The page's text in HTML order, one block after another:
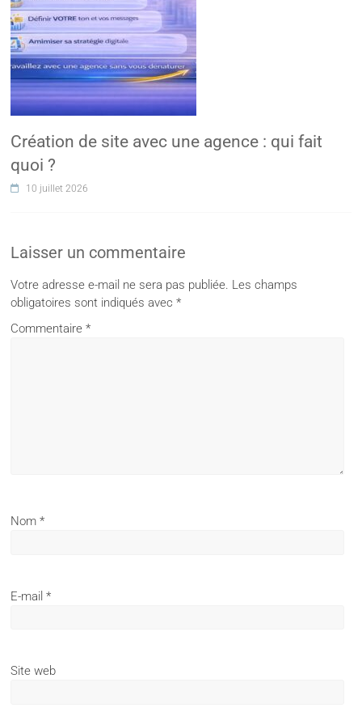
Création de site avec une agence : qui fait
quoi ?
10 juillet 2026
Laisser un commentaire
Votre adresse e-mail ne sera pas publiée. Les champs
obligatoires sont indiqués avec*
Commentaire*
Nom*
E-mail*
Site web